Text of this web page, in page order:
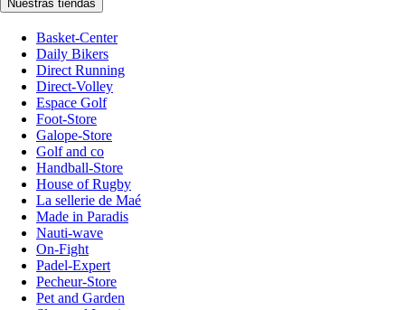
Nuestras tiendas
Basket-Center
Daily Bikers
Direct Running
Direct-Volley
Espace Golf
Foot-Store
Galope-Store
Golf and co
Handball-Store
House of Rugby
La sellerie de Maé
Made in Paradis
Nauti-wave
On-Fight
Padel-Expert
Pecheur-Store
Pet and Garden